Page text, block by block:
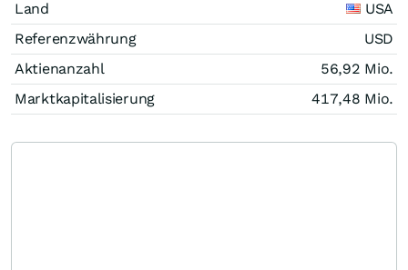
Land
USA
Referenzwährung
USD
Aktienanzahl
56,92 Mio.
Marktkapitalisierung
417,48 Mio.